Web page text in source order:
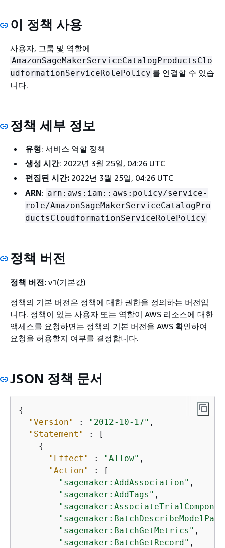
이 정책 사용
사용자, 그룹 및 역할에
AmazonSageMakerServiceCatalogProductsClo
udformationServiceRolePolicy 를 연결할 수 있습
니다.
정책 세부 정보
유형: 서비스 역할 정책
생성 시간: 2022년 3월 25일, 04:26 UTC
편집된 시간: 2022년 3월 25일, 04:26 UTC
ARN: arn:aws:iam::aws:policy/service-
role/AmazonSageMakerServiceCatalogPro
ductsCloudformationServiceRolePolicy
정책 버전
정책 버전: v1(기본값)
정책의 기본 버전은 정책에 대한 권한을 정의하는 버전입
니다. 정책이 있는 사용자 또는 역할이 AWS 리소스에 대한
액세스를 요청하면는 정책의 기본 버전을 AWS 확인하여
요청을 허용할지 여부를 결정합니다.
JSON 정책 문서
{
"Version"
: "2012-10-17" ,
"Statement"
: [
{
"Effect"
: "Allow" ,
"Action"
: [
"sagemaker:AddAssociation" ,
"sagemaker:AddTags" ,
"sagemaker:BatchGetMetrics" ,
"sagemaker:BatchGetRecord" ,